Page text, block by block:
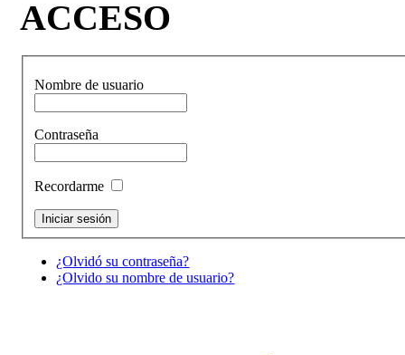
ACCESO
Nombre de usuario
Contraseña
Recordarme
¿Olvidó su contraseña?
¿Olvido su nombre de usuario?